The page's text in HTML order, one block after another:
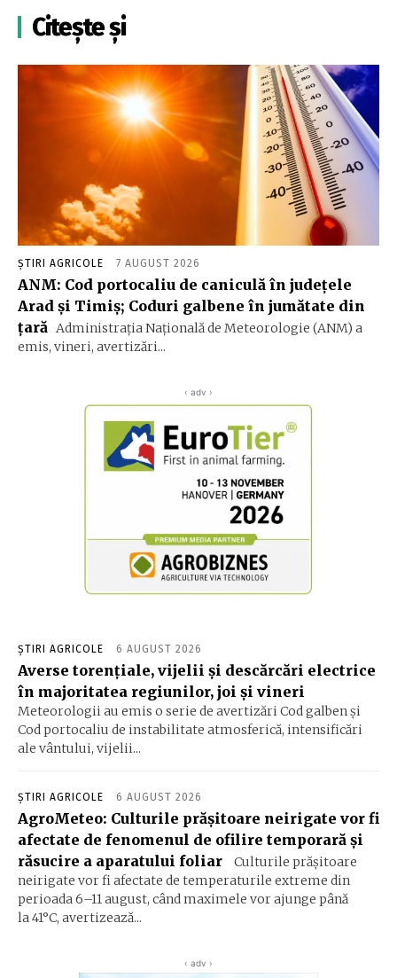
Citește și
ȘTIRI AGRICOLE 7 AUGUST 2026
ANM: Cod portocaliu de caniculă în judeţele
Arad şi Timiş; Coduri galbene în jumătate din
ţară Administraţia Naţională de Meteorologie (ANM) a
emis, vineri, avertizări...
‹ adv ›
ȘTIRI AGRICOLE 6 AUGUST 2026
Averse torențiale, vijelii și descărcări electrice
în majoritatea regiunilor, joi și vineri
Meteorologii au emis o serie de avertizări Cod galben și
Cod portocaliu de instabilitate atmosferică, intensificări
ale vântului, vijelii...
ȘTIRI AGRICOLE 6 AUGUST 2026
AgroMeteo: Culturile prăşitoare neirigate vor fi
afectate de fenomenul de ofilire temporară şi
răsucire a aparatului foliar
Culturile prășitoare
neirigate vor fi afectate de temperaturile extreme din
perioada 6–11 august, când maximele vor ajunge până
la 41°C, avertizează...
‹ adv ›